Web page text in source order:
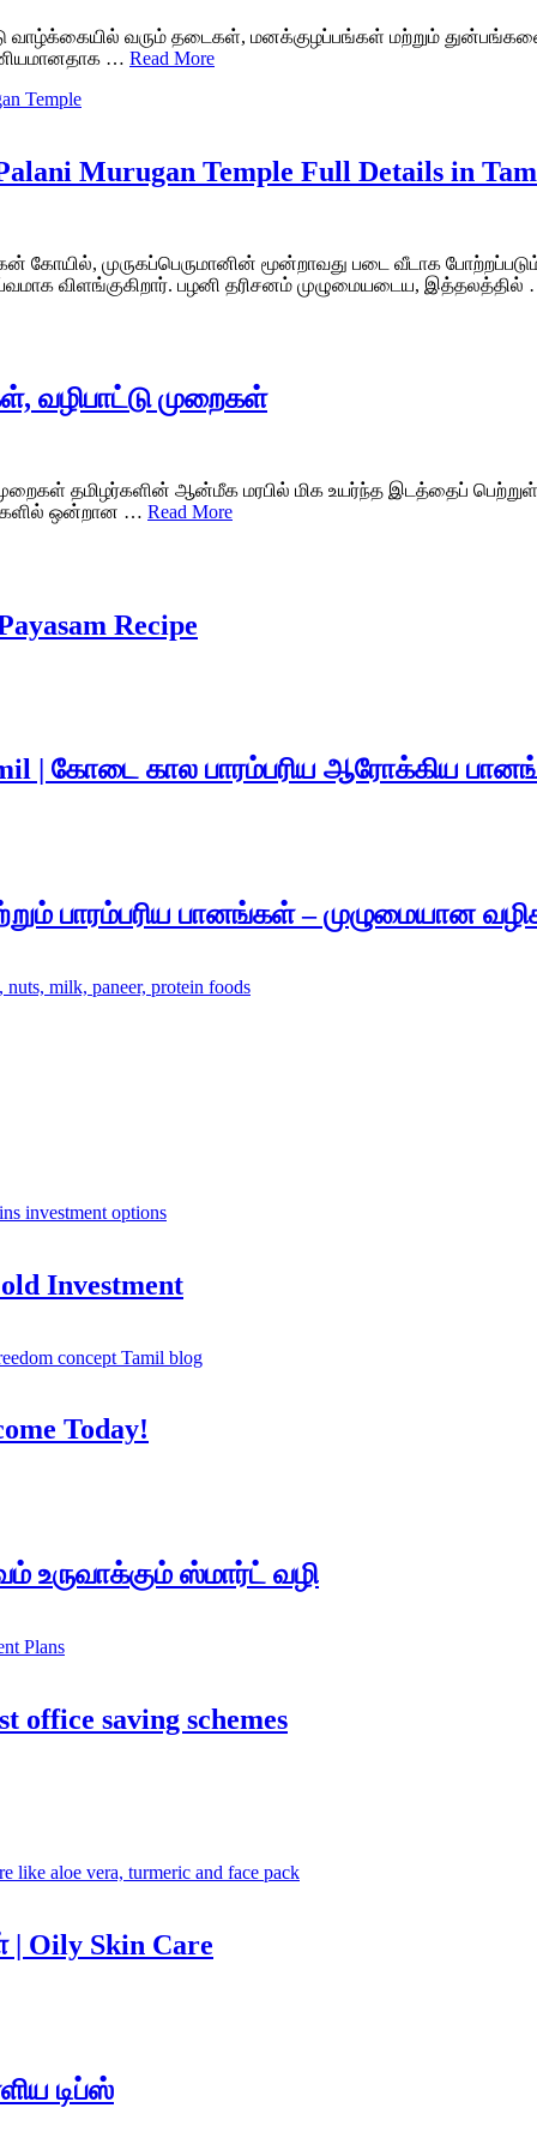
வாழ்க்கையில் வரும் தடைகள், மனக்குழப்பங்கள் மற்றும்
… Read More
Murugan Temple Full Details in
கோயில், முருகப்பெருமானின் மூன்றாவது படை வீடாக
விளங்குகிறார். பழனி தரிசனம் முழுமையடைய,
வழிபாட்டு முறைகள்
முறைகள் தமிழர்களின் ஆன்மீக மரபில் மிக உயர்ந்த இடத்தைப்
ஒன்றான … Read More
Recipe
| கோடை கால பாரம்பரிய ஆரோக்கிய
பாரம்பரிய பானங்கள் – முழுமையான
Investment
Today!
உருவாக்கும் ஸ்மார்ட் வழி
office saving schemes
Oily Skin Care
டிப்ஸ்